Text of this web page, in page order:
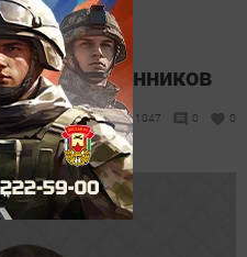
мошенников
- 08:40 1047 0 0